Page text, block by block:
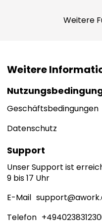
Weitere
Weitere
Geschäftsbedingungen
Datenschutz
Support
Unser Support ist
9 bis 17 Uhr
E-Mail
Telefon